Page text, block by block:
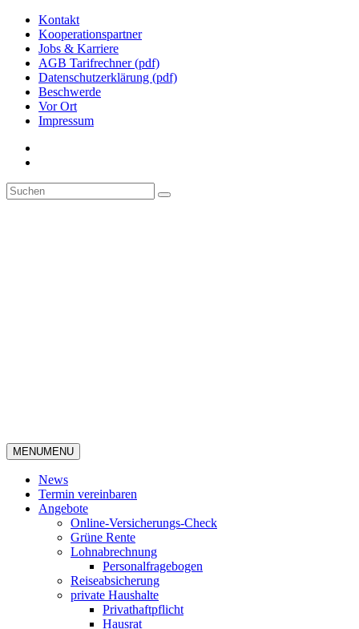
Kontakt
Kooperationspartner
Jobs & Karriere
AGB Tarifrechner (pdf)
Datenschutzerklärung (pdf)
Beschwerde
Vor Ort
Impressum
MENUMENU
News
Termin vereinbaren
Angebote
Online-Versicherungs-Check
Grüne Rente
Lohnabrechnung
Personalfragebogen
Reiseabsicherung
private Haushalte
Privathaftpflicht
Hausrat